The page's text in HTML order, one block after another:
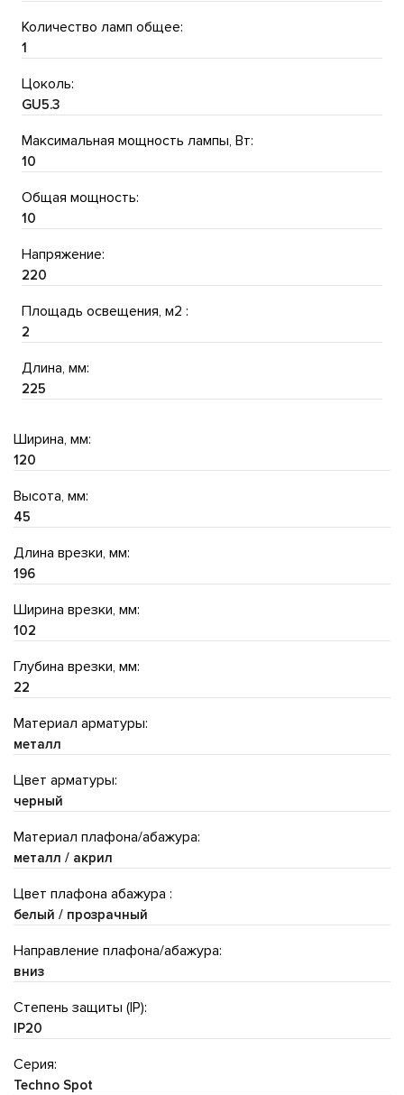
Количество ламп общее:
1
Цоколь:
GU5.3
Максимальная мощность лампы, Вт:
10
Общая мощность:
10
Напряжение:
220
Площадь освещения, м2 :
2
Длина, мм:
225
Ширина, мм:
120
Высота, мм:
45
Длина врезки, мм:
196
Ширина врезки, мм:
102
Глубина врезки, мм:
22
Материал арматуры:
металл
Цвет арматуры:
черный
Материал плафона/абажура:
металл / акрил
Цвет плафона абажура :
белый / прозрачный
Направление плафона/абажура:
вниз
Степень защиты (IP):
IP20
Серия:
Techno Spot